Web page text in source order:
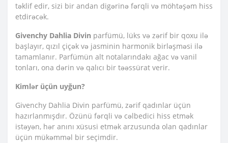
təklif edir, sizi bir andan digərinə fərqli və möhtəşəm hiss
etdirəcək.
Givenchy Dahlia Divin parfümü, lüks və zərif bir qoxu ilə
başlayır, qızıl çiçək və jasminin harmonik birləşməsi ilə
tamamlanır. Parfümün alt notalarındakı ağac və vanil
tonları, ona dərin və qalıcı bir təəssürat verir.
Kimlər üçün uyğun?
Givenchy Dahlia Divin parfümü, zərif qadınlar üçün
hazırlanmışdır. Özünü fərqli və cəlbedici hiss etmək
istəyən, hər anını xüsusi etmək arzusunda olan qadınlar
üçün mükəmməl bir seçimdir.